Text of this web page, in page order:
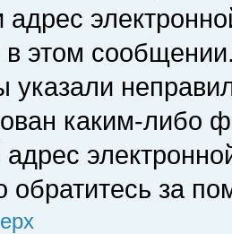
адрес
этом
указали
каким-либо
обратитесь за